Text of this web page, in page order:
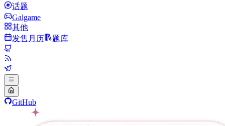
话题
Galgame
其他
发售月历
题库
GitHub